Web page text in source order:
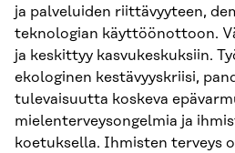
ja palveluiden riittävyyteen,
teknologian käyttöönottoon.
ja keskittyy kasvukeskuksiin.
ekologinen kestävyyskriisi,
tulevaisuutta koskeva
mielenterveysongelmia ja
koetuksella. Ihmisten terveys